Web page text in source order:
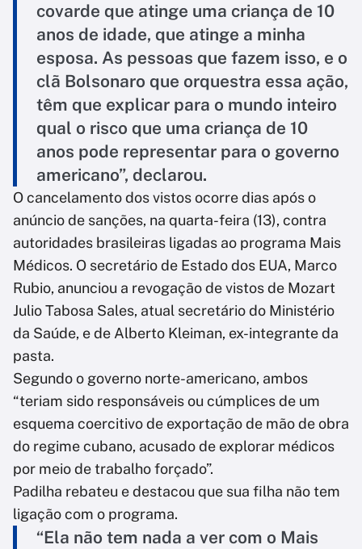
covarde que atinge uma criança de 10
anos de idade, que atinge a minha
esposa. As pessoas que fazem isso, e o
clã Bolsonaro que orquestra essa ação,
têm que explicar para o mundo inteiro
qual o risco que uma criança de 10
anos pode representar para o governo
americano”, declarou.
O cancelamento dos vistos ocorre dias após o
anúncio de sanções, na quarta-feira (13), contra
autoridades brasileiras ligadas ao programa Mais
Médicos. O secretário de Estado dos EUA, Marco
Rubio, anunciou a revogação de vistos de Mozart
Julio Tabosa Sales, atual secretário do Ministério
da Saúde, e de Alberto Kleiman, ex-integrante da
pasta.
Segundo o governo norte-americano, ambos
“teriam sido responsáveis ou cúmplices de um
esquema coercitivo de exportação de mão de obra
do regime cubano, acusado de explorar médicos
por meio de trabalho forçado”.
Padilha rebateu e destacou que sua filha não tem
ligação com o programa.
“Ela não tem nada a ver com o Mais